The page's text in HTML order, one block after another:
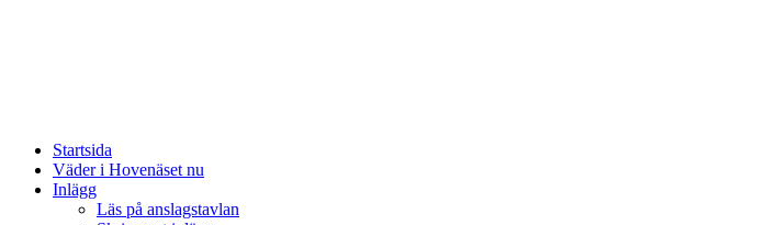
Startsida
Väder i Hovenäset nu
Inlägg
Läs på anslagstavlan